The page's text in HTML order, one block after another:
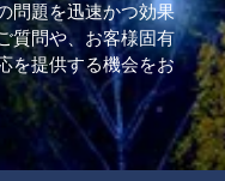
問題を迅速かつ効果
質問や、お客様固有
を提供する機会をお